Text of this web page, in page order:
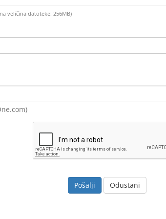
veličina datoteke: 256MB)
Odustani